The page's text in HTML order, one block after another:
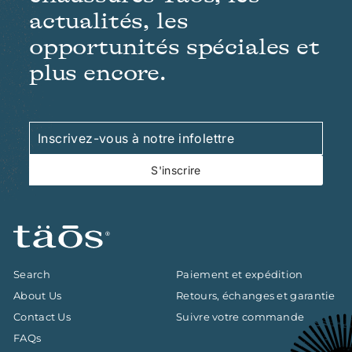
actualités, les
opportunités spéciales et
plus encore.
Inscrivez-
vous
à
infolettre
S'inscrire
S'inscrire
Search
About Us
Contact Us
FAQs
Paiement et expédition
Retours, échanges et garantie
Suivre votre commande